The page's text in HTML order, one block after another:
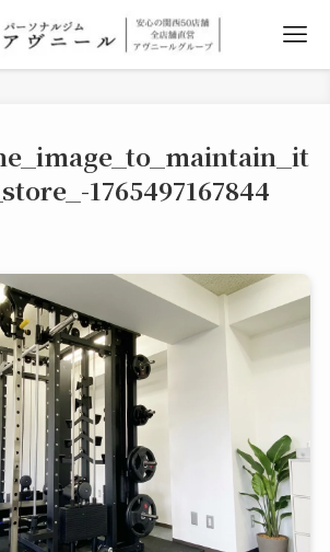
1765497167844